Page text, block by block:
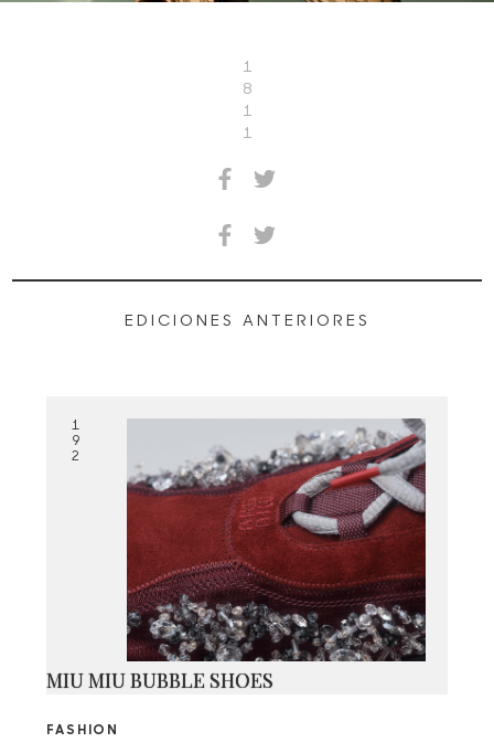
1
8
1
1
EDICIONES ANTERIORES
1
9
2
MIU MIU BUBBLE SHOES
FASHION